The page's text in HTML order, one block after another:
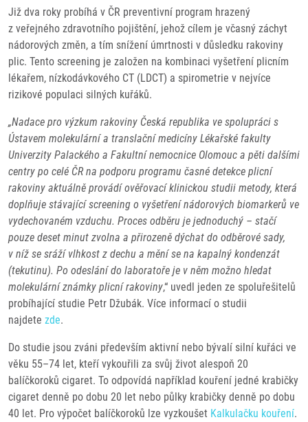
Již dva roky probíhá v ČR preventivní program hrazený
z veřejného zdravotního pojištění, jehož cílem je včasný záchyt
nádorových změn, a tím snížení úmrtnosti v důsledku rakoviny
plic. Tento screening je založen na kombinaci vyšetření plicním
lékařem, nízkodávkového CT (LDCT) a spirometrie v nejvíce
rizikové populaci silných kuřáků.
„Nadace pro výzkum rakoviny Česká republika ve spolupráci s
Ústavem molekulární a translační medicíny Lékařské fakulty
Univerzity Palackého a Fakultní nemocnice Olomouc a pěti dalšími
centry po celé ČR na podporu programu časné detekce plicní
rakoviny aktuálně provádí ověřovací klinickou studii metody, která
doplňuje stávající screening o vyšetření nádorových biomarkerů ve
vydechovaném vzduchu. Proces odběru je jednoduchý – stačí
pouze deset minut zvolna a přirozeně dýchat do odběrové sady,
v níž se sráží vlhkost z dechu a mění se na kapalný kondenzát
(tekutinu). Po odeslání do laboratoře je v něm možno hledat
molekulární známky plicní rakoviny,“ uvedl jeden ze spoluřešitelů
probíhající studie Petr Džubák. Více informací o studii
najdete zde.
Do studie jsou zváni především aktivní nebo bývalí silní kuřáci ve
věku 55–74 let, kteří vykouřili za svůj život alespoň 20
balíčkoroků cigaret. To odpovídá například kouření jedné krabičky
cigaret denně po dobu 20 let nebo půlky krabičky denně po dobu
40 let. Pro výpočet balíčkoroků lze vyzkoušet Kalkulačku kouření.